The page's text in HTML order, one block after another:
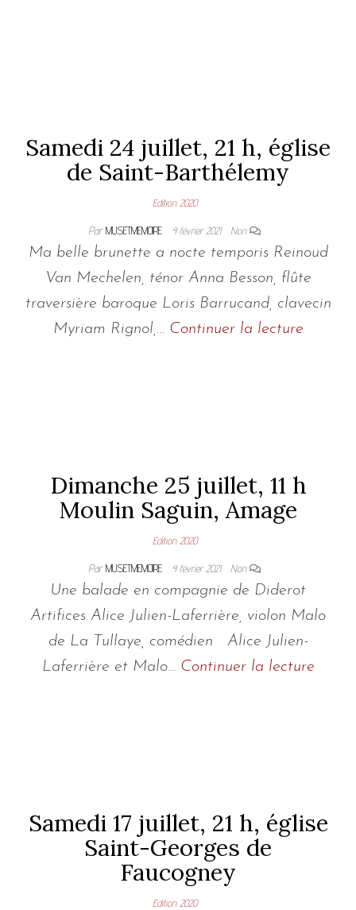
Samedi 24 juillet, 21 h, église
de Saint-Barthélemy
Edition 2020
ParMUSETMEMOIRE 4 février 2021 Non
Ma belle brunette a nocte temporis Reinoud
Van Mechelen, ténor Anna Besson, flûte
traversière baroque Loris Barrucand, clavecin
Myriam Rignol,… Continuer la lecture
Dimanche 25 juillet, 11 h
Moulin Saguin, Amage
Edition 2020
ParMUSETMEMOIRE 4 février 2021 Non
Une balade en compagnie de Diderot
Artifices Alice Julien-Laferrière, violon Malo
de La Tullaye, comédien Alice Julien-
Laferrière et Malo… Continuer la lecture
Samedi 17 juillet, 21 h, église
Saint-Georges de
Faucogney
Edition 2020